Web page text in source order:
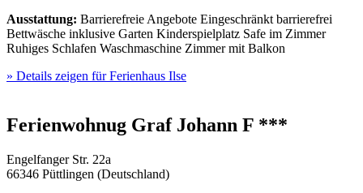
Ausstattung: Barrierefreie Angebote Eingeschränkt barrierefrei
Bettwäsche inklusive Garten Kinderspielplatz Safe im Zimmer
Ruhiges Schlafen Waschmaschine Zimmer mit Balkon
» Details zeigen für Ferienhaus Ilse
Ferienwohnug Graf Johann F ***
Engelfanger Str. 22a
66346 Püttlingen (Deutschland)